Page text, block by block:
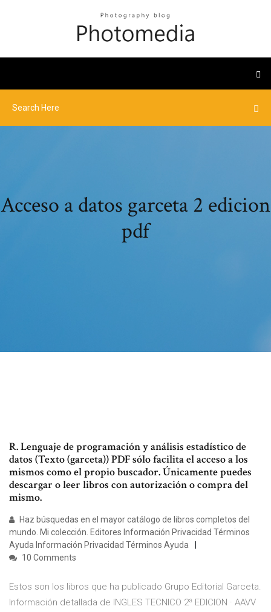
Acceso a datos garceta 2 edicion
pdf
R. Lenguaje de programación y análisis estadístico de
datos (Texto (garceta)) PDF sólo facilita el acceso a los
mismos como el propio buscador. Únicamente puedes
descargar o leer libros con autorización o compra del
mismo.
Haz búsquedas en el mayor catálogo de libros completos del
mundo. Mi colección. Editores Información Privacidad Términos
Ayuda Información Privacidad Términos Ayuda
10 Comments
Estos son los libros que ha publicado Grupo Editorial Garceta.
Información detallada de INGLES TECNICO 2ª EDICION · AAVV